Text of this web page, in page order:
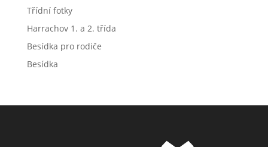
Třídní fotky
Harrachov 1. a 2. třída
Besídka pro rodiče
Besídka